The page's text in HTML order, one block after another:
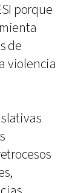
porque
de
violencia